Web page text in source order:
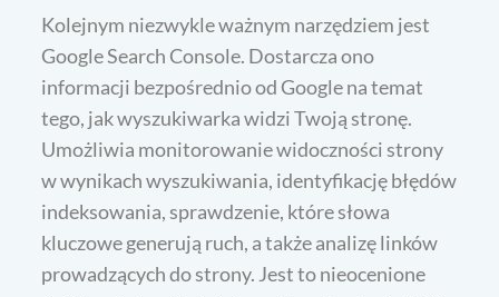
Kolejnym niezwykle ważnym narzędziem jest
Google Search Console. Dostarcza ono
informacji bezpośrednio od Google na temat
tego, jak wyszukiwarka widzi Twoją stronę.
Umożliwia monitorowanie widoczności strony
w wynikach wyszukiwania, identyfikację błędów
indeksowania, sprawdzenie, które słowa
kluczowe generują ruch, a także analizę linków
prowadzących do strony. Jest to nieocenione